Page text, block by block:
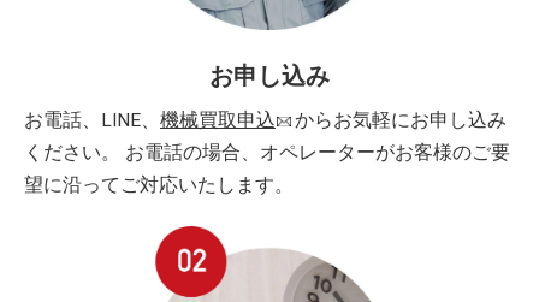
お申し込み
お電話、LINE、 機械買取申込
からお気軽にお申し込み
ください。 お電話の場合、オペレーターがお客様のご要
望に沿ってご対応いたします。